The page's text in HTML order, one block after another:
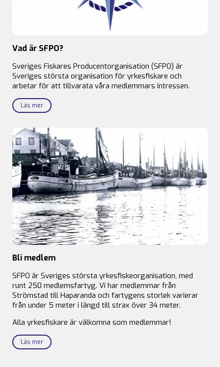
Vad är SFPO?
Sveriges Fiskares Producentorganisation (SFPO) är
Sveriges största organisation för yrkesfiskare och
arbetar för att tillvarata våra medlemmars intressen.
Läs mer
Bli medlem
SFPO är Sveriges största yrkesfiskeorganisation, med
runt 250 medlemsfartyg. Vi har medlemmar från
Strömstad till Haparanda och fartygens storlek varierar
från under 5 meter i längd till strax över 34 meter.
Alla yrkesfiskare är välkomna som medlemmar!
Läs mer